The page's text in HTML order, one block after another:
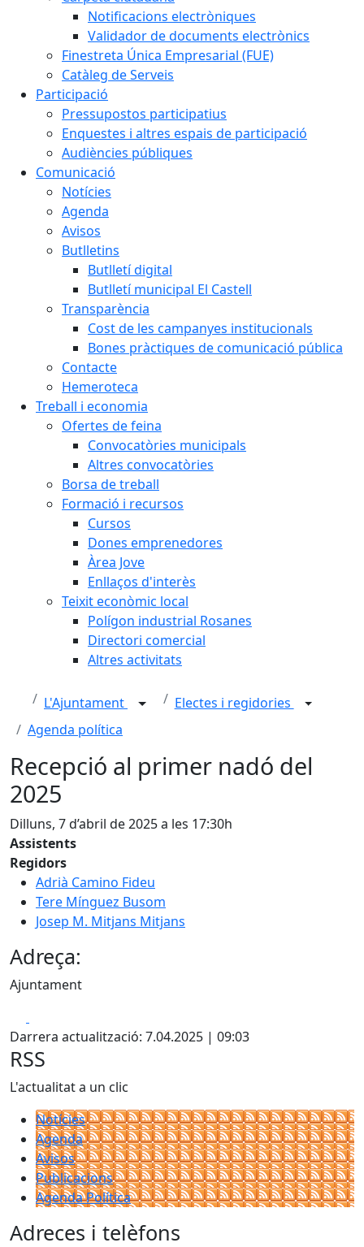
Notificacions electròniques
Validador de documents electrònics
Finestreta Única Empresarial (FUE)
Catàleg de Serveis
Participació
Pressupostos participatius
Enquestes i altres espais de participació
Audiències públiques
Comunicació
Notícies
Agenda
Avisos
Butlletins
Butlletí digital
Butlletí municipal El Castell
Transparència
Cost de les campanyes institucionals
Bones pràctiques de comunicació pública
Contacte
Hemeroteca
Treball i economia
Ofertes de feina
Convocatòries municipals
Altres convocatòries
Borsa de treball
Formació i recursos
Cursos
Dones emprenedores
Àrea Jove
Enllaços d'interès
Teixit econòmic local
Polígon industrial Rosanes
Directori comercial
Altres activitats
L'Ajuntament
Electes i regidories
Agenda política
Recepció al primer nadó del
2025
Dilluns, 7 d’abril de 2025 a les 17:30h
Assistents
Regidors
Adrià Camino Fideu
Tere Mínguez Busom
Josep M. Mitjans Mitjans
Adreça:
Ajuntament
Darrera actualització: 7.04.2025 | 09:03
RSS
L'actualitat a un clic
Notícies
Agenda
Avisos
Publicacions
Agenda Política
Adreces i telèfons